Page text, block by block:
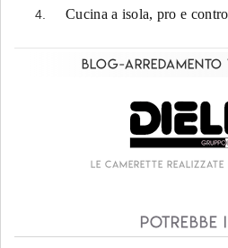
Cucina a isola, pro e contro
Blog-
Potrebbe